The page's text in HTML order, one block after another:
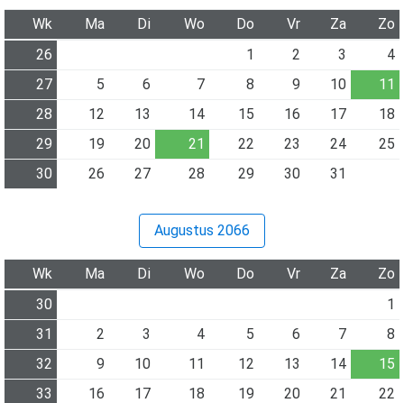
Wk Ma Di Wo Do Vr Za
Zo
26
1 2 3
4
27
5 6 7 8 9 10
11
28
12 13 14 15 16 17
18
29
19 20 21 22 23 24
25
30
26 27 28 29 30 31
Augustus 2066
Wk Ma Di Wo Do Vr Za
Zo
30
1
31
2 3 4 5 6 7
8
32
9 10 11 12 13 14
15
33
16 17 18 19 20 21
22